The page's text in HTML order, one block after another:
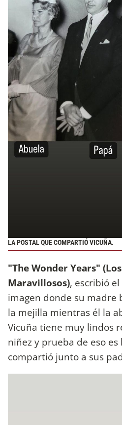
LA POSTAL QUE COMPARTIÓ VICUÑA.
"The Wonder Years"
Maravillosos), escribió
imagen donde su madre
la mejilla mientras él la
Vicuña tiene muy lindos
niñez y prueba de eso
compartió junto a sus